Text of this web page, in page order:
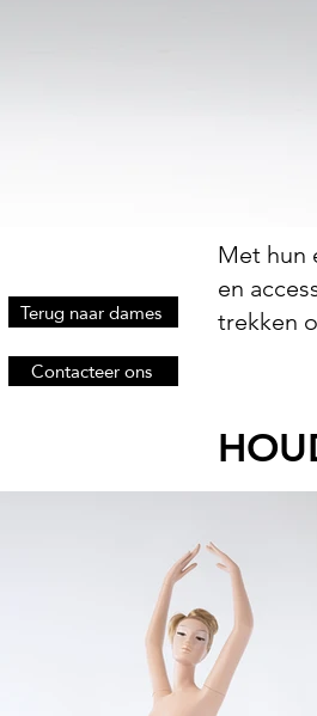
Terug naar dames
Met hun
en
trekken
Contacteer ons